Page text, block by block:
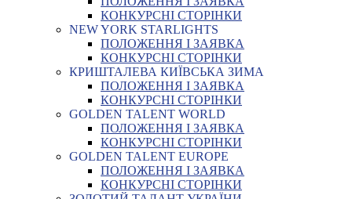
КОНКУРСНІ СТОРІНКИ
NEW YORK STARLIGHTS
ПОЛОЖЕННЯ І ЗАЯВКА
КОНКУРСНІ СТОРІНКИ
КРИШТАЛЕВА КИЇВСЬКА ЗИМА
ПОЛОЖЕННЯ І ЗАЯВКА
КОНКУРСНІ СТОРІНКИ
GOLDEN TALENT WORLD
ПОЛОЖЕННЯ І ЗАЯВКА
КОНКУРСНІ СТОРІНКИ
GOLDEN TALENT EUROPE
ПОЛОЖЕННЯ І ЗАЯВКА
КОНКУРСНІ СТОРІНКИ